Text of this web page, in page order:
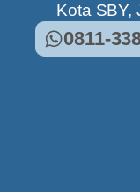
Kota SBY,
0811-